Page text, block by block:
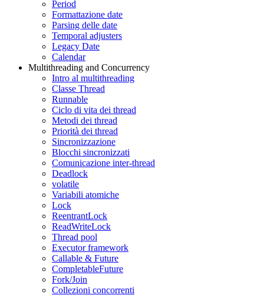
Period
Formattazione date
Parsing delle date
Temporal adjusters
Legacy Date
Calendar
Multithreading and Concurrency
Intro al multithreading
Classe Thread
Runnable
Ciclo di vita dei thread
Metodi dei thread
Priorità dei thread
Sincronizzazione
Blocchi sincronizzati
Comunicazione inter-thread
Deadlock
volatile
Variabili atomiche
Lock
ReentrantLock
ReadWriteLock
Thread pool
Executor framework
Callable & Future
CompletableFuture
Fork/Join
Collezioni concorrenti